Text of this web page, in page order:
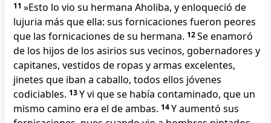
11 »Esto lo vio su hermana Aholiba, y enloqueció de
lujuria más que ella: sus fornicaciones fueron peores
que las fornicaciones de su hermana. 12Se enamoró
de los hijos de los asirios sus vecinos, gobernadores y
capitanes, vestidos de ropas y armas excelentes,
jinetes que iban a caballo, todos ellos jóvenes
codiciables. 13Y vi que se había contaminado, que un
mismo camino era el de ambas. 14Y aumentó sus